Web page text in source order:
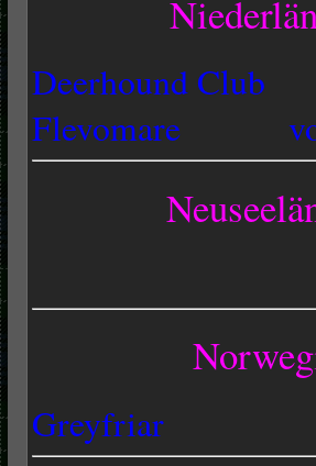
Deerhound Club
Flevomare
Greyfriar